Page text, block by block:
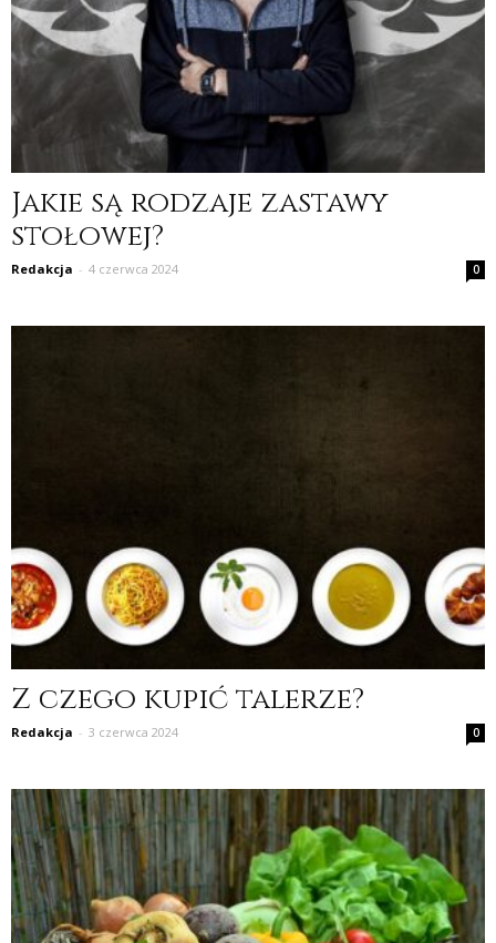
Jakie są rodzaje zastawy
stołowej?
Redakcja - 4 czerwca 2024 0
Z czego kupić talerze?
Redakcja - 3 czerwca 2024 0